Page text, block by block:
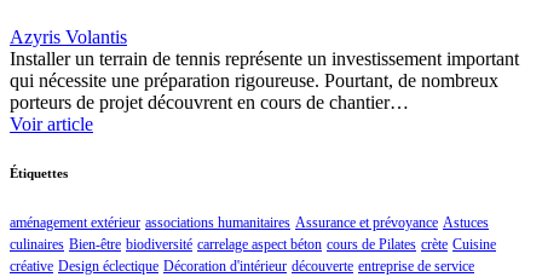
Azyris Volantis
Installer un terrain de tennis représente un investissement important
qui nécessite une préparation rigoureuse. Pourtant, de nombreux
porteurs de projet découvrent en cours de chantier…
Voir article
Étiquettes
aménagement extérieur associations humanitaires Assurance et prévoyance Astuces
culinaires Bien-être biodiversité carrelage aspect béton cours de Pilates crète Cuisine
créative Design éclectique Décoration d'intérieur découverte entreprise de service